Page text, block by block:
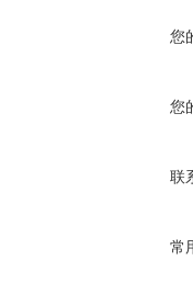
您
您
联
常